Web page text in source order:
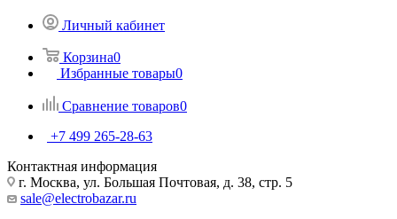
Личный кабинет
Корзина0
Избранные товары0
Сравнение товаров0
+7 499 265-28-63
Контактная информация
г. Москва, ул. Большая Почтовая, д. 38, стр. 5
sale@electrobazar.ru